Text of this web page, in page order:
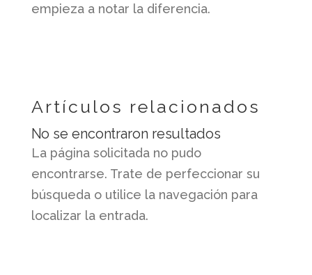
empieza a notar la diferencia.
Artículos relacionados
No se encontraron resultados
La página solicitada no pudo
encontrarse. Trate de perfeccionar su
búsqueda o utilice la navegación para
localizar la entrada.